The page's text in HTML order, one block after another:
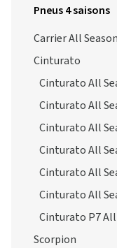
Pneus 4 saisons
Carrier All Season
Cinturato
Cinturato All
Cinturato All
Cinturato All
Cinturato All
Cinturato All
Cinturato All
Cinturato P7 All
Scorpion